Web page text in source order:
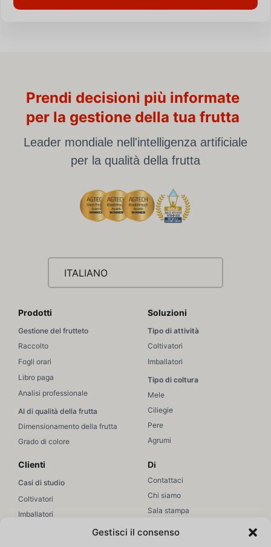
Gestisci il consenso
Prendi decisioni più informate
per la gestione della tua frutta
Leader mondiale nell'intelligenza artificiale
per la qualità della frutta
ITALIANO
Prodotti
Gestione del frutteto
Raccolto
Fogli orari
Libro paga
Analisi professionale
AI di qualità della frutta
Dimensionamento della frutta
Grado di colore
Soluzioni
Tipo di attività
Coltivatori
Imballatori
Tipo di coltura
Mele
Ciliegie
Pere
Agrumi
Clienti
Casi di studio
Coltivatori
Imballatori
Di
Contattaci
Chi siamo
Sala stampa